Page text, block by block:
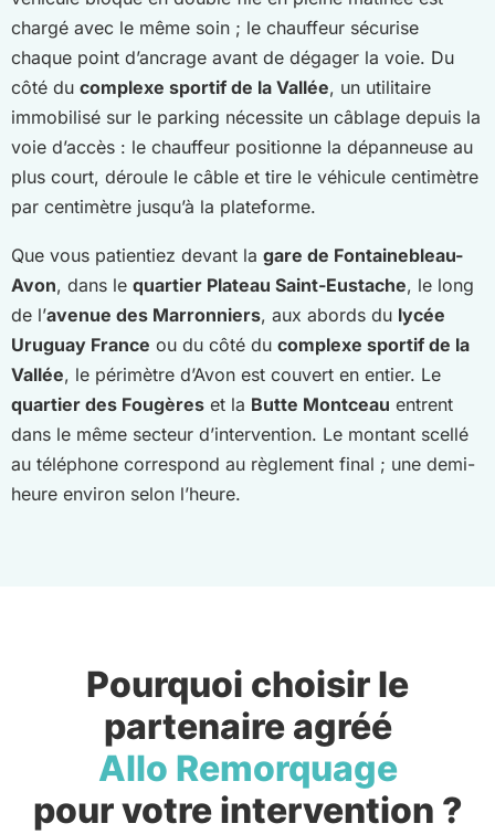
chargé avec le même soin ; le chauffeur sécurise
chaque point d’ancrage avant de dégager la voie. Du
côté du complexe sportif de la Vallée, un utilitaire
immobilisé sur le parking nécessite un câblage depuis la
voie d’accès : le chauffeur positionne la dépanneuse au
plus court, déroule le câble et tire le véhicule centimètre
par centimètre jusqu’à la plateforme.
Que vous patien­tiez devant la gare de Fontainebleau-
Avon, dans le quartier Plateau Saint-Eustache, le long
de l’avenue des Marronniers, aux abords du lycée
Uruguay France ou du côté du complexe sportif de la
Vallée, le périmètre d’Avon est couvert en entier. Le
quartier des Fougères et la Butte Montceau entrent
dans le même secteur d’intervention. Le montant scellé
au téléphone correspond au règlement final ; une demi-
heure environ selon l’heure.
Pourquoi choisir le
partenaire agréé
Allo Remorquage
pour votre intervention ?